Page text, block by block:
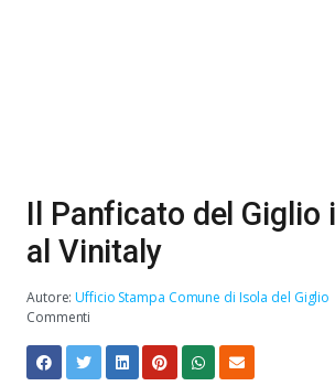
Il Panficato del Giglio
al Vinitaly
Autore:Ufficio Stampa Comune di Isola del Giglio
Commenti